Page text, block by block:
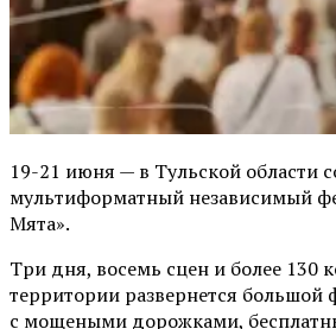
19-21 июня — в Тульской области
мультиформатный независимый
Мята».
Три дня, восемь сцен и более 130
территории развернется большой
с мощеными дорожками,